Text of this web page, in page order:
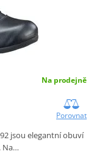
Na prodejně
Porovnat
jsou elegantní obuví
Na…